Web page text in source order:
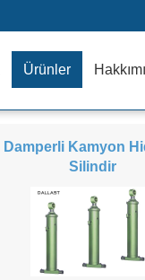
Ürünler
Damperli Kamyon
Silindir